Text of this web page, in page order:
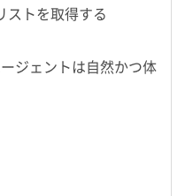
ストを取得する
ジェントは自然かつ体